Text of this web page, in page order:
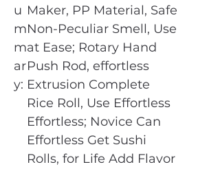
u
m
m
ar
y:
Maker, PP Material, Safe
Non-Peculiar Smell, Use
at Ease; Rotary Hand
Push Rod, effortless
Extrusion Complete
Rice Roll, Use Effortless
Effortless; Novice Can
Effortless Get Sushi
Rolls, for Life Add Flavor